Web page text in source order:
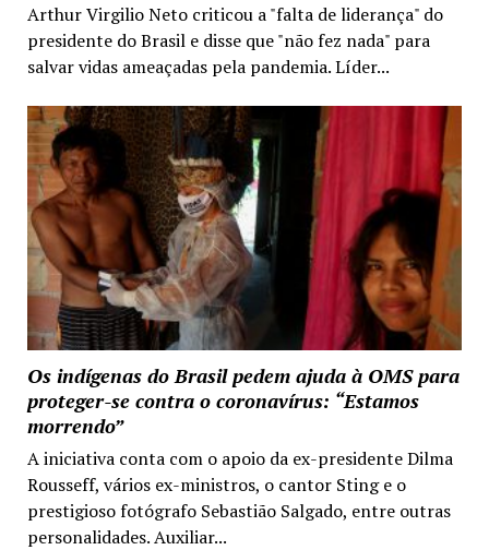
Arthur Virgilio Neto criticou a "falta de liderança" do
presidente do Brasil e disse que "não fez nada" para
salvar vidas ameaçadas pela pandemia. Líder...
Os indígenas do Brasil pedem ajuda à OMS para
proteger-se contra o coronavírus: “Estamos
morrendo”
A iniciativa conta com o apoio da ex-presidente Dilma
Rousseff, vários ex-ministros, o cantor Sting e o
prestigioso fotógrafo Sebastião Salgado, entre outras
personalidades. Auxiliar...